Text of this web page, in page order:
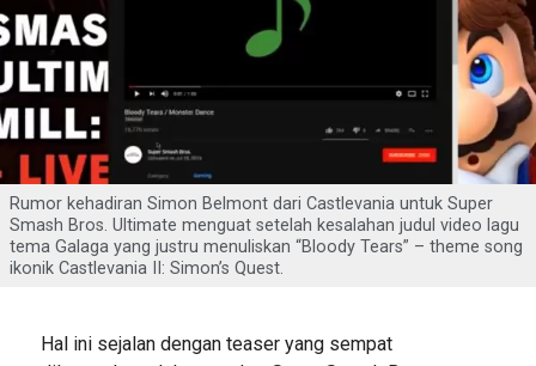
Rumor kehadiran Simon Belmont dari Castlevania untuk Super
Smash Bros. Ultimate menguat setelah kesalahan judul video lagu
tema Galaga yang justru menuliskan “Bloody Tears” – theme song
ikonik Castlevania II: Simon’s Quest.
Hal ini sejalan dengan teaser yang sempat